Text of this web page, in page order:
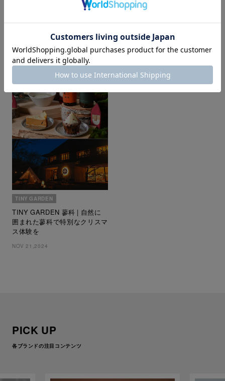
ホリデーシーズンにぴったりの
SHOPを開催
NOV 28,2024
TINY GARDEN
TINY GARDEN 蓼科 | 自然に
囲まれた蓼科で特別なクリスマ
ス体験を
NOV 21,2024
PICK UP
各ブランドの注目コンテンツ